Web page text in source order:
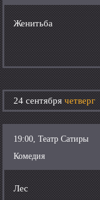
Женитьба
24 сентябрячетверг
19:00, Театр Сатиры
Комедия
Лес